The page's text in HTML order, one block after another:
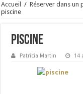
Accueil / Réserver dans un
piscine
piscine
Patricia Martin 14